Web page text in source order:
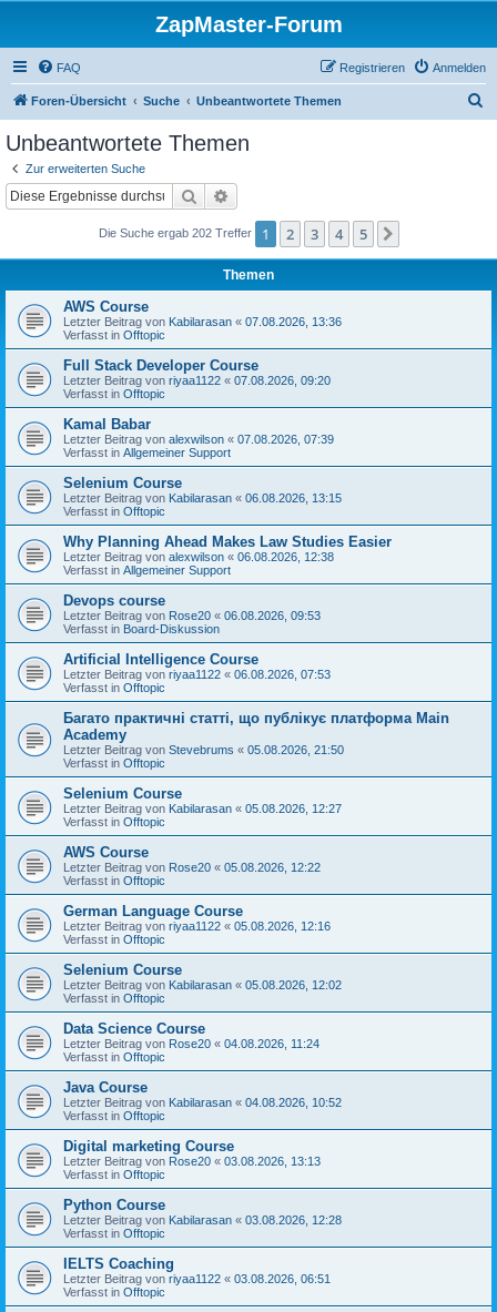
ZapMaster-Forum
FAQ Anmelden
Registrieren
Foren-Übersicht Suche Unbeantwortete Themen
Unbeantwortete Themen
Zur erweiterten Suche
Suche
Die Suche ergab 202 Treffer 1 2 3 4 5
Themen
AWS Course
Letzter Beitrag von Kabilarasan « 07.08.2026, 13:36
Verfasst in Offtopic
Full Stack Developer Course
Letzter Beitrag von riyaa1122 « 07.08.2026, 09:20
Verfasst in Offtopic
Kamal Babar
Letzter Beitrag von alexwilson « 07.08.2026, 07:39
Verfasst in Allgemeiner Support
Selenium Course
Letzter Beitrag von Kabilarasan « 06.08.2026, 13:15
Verfasst in Offtopic
Why Planning Ahead Makes Law Studies Easier
Letzter Beitrag von alexwilson « 06.08.2026, 12:38
Verfasst in Allgemeiner Support
Devops course
Letzter Beitrag von Rose20 « 06.08.2026, 09:53
Verfasst in Board-Diskussion
Artificial Intelligence Course
Letzter Beitrag von riyaa1122 « 06.08.2026, 07:53
Verfasst in Offtopic
Багато практичні статті, що публікує платформа Main
Academy
Letzter Beitrag von Stevebrums « 05.08.2026, 21:50
Verfasst in Offtopic
Selenium Course
Letzter Beitrag von Kabilarasan « 05.08.2026, 12:27
Verfasst in Offtopic
AWS Course
Letzter Beitrag von Rose20 « 05.08.2026, 12:22
Verfasst in Offtopic
German Language Course
Letzter Beitrag von riyaa1122 « 05.08.2026, 12:16
Verfasst in Offtopic
Selenium Course
Letzter Beitrag von Kabilarasan « 05.08.2026, 12:02
Verfasst in Offtopic
Data Science Course
Letzter Beitrag von Rose20 « 04.08.2026, 11:24
Verfasst in Offtopic
Java Course
Letzter Beitrag von Kabilarasan « 04.08.2026, 10:52
Verfasst in Offtopic
Digital marketing Course
Letzter Beitrag von Rose20 « 03.08.2026, 13:13
Verfasst in Offtopic
Python Course
Letzter Beitrag von Kabilarasan « 03.08.2026, 12:28
Verfasst in Offtopic
IELTS Coaching
Letzter Beitrag von riyaa1122 « 03.08.2026, 06:51
Verfasst in Offtopic